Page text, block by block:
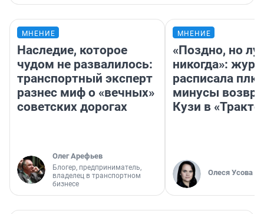
МНЕНИЕ
Наследие, которое
чудом не развалилось:
транспортный эксперт
разнес миф о «вечных»
советских дорогах
Олег Арефьев
Блогер, предприниматель,
владелец в транспортном
бизнесе
МНЕНИЕ
«Поздно, но
никогда»:
расписала
минусы
Кузи в
Олеся Усова